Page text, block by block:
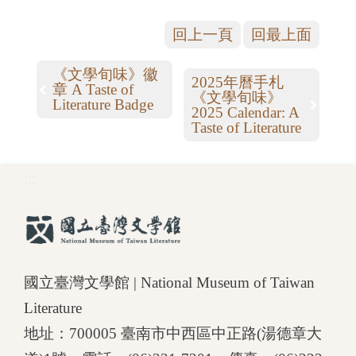
回上一頁 回最上面
《文學旬味》徽
章 A Taste of
Literature Badge
2025年曆手札
《文學旬味》
2025 Calendar: A
Taste of Literature
國立臺灣文學館 | National Museum of Taiwan
Literature
地址：700005 臺南市中西區中正路(湯德章大